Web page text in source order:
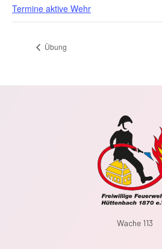
Termine aktive Wehr
Übung
Wache 113